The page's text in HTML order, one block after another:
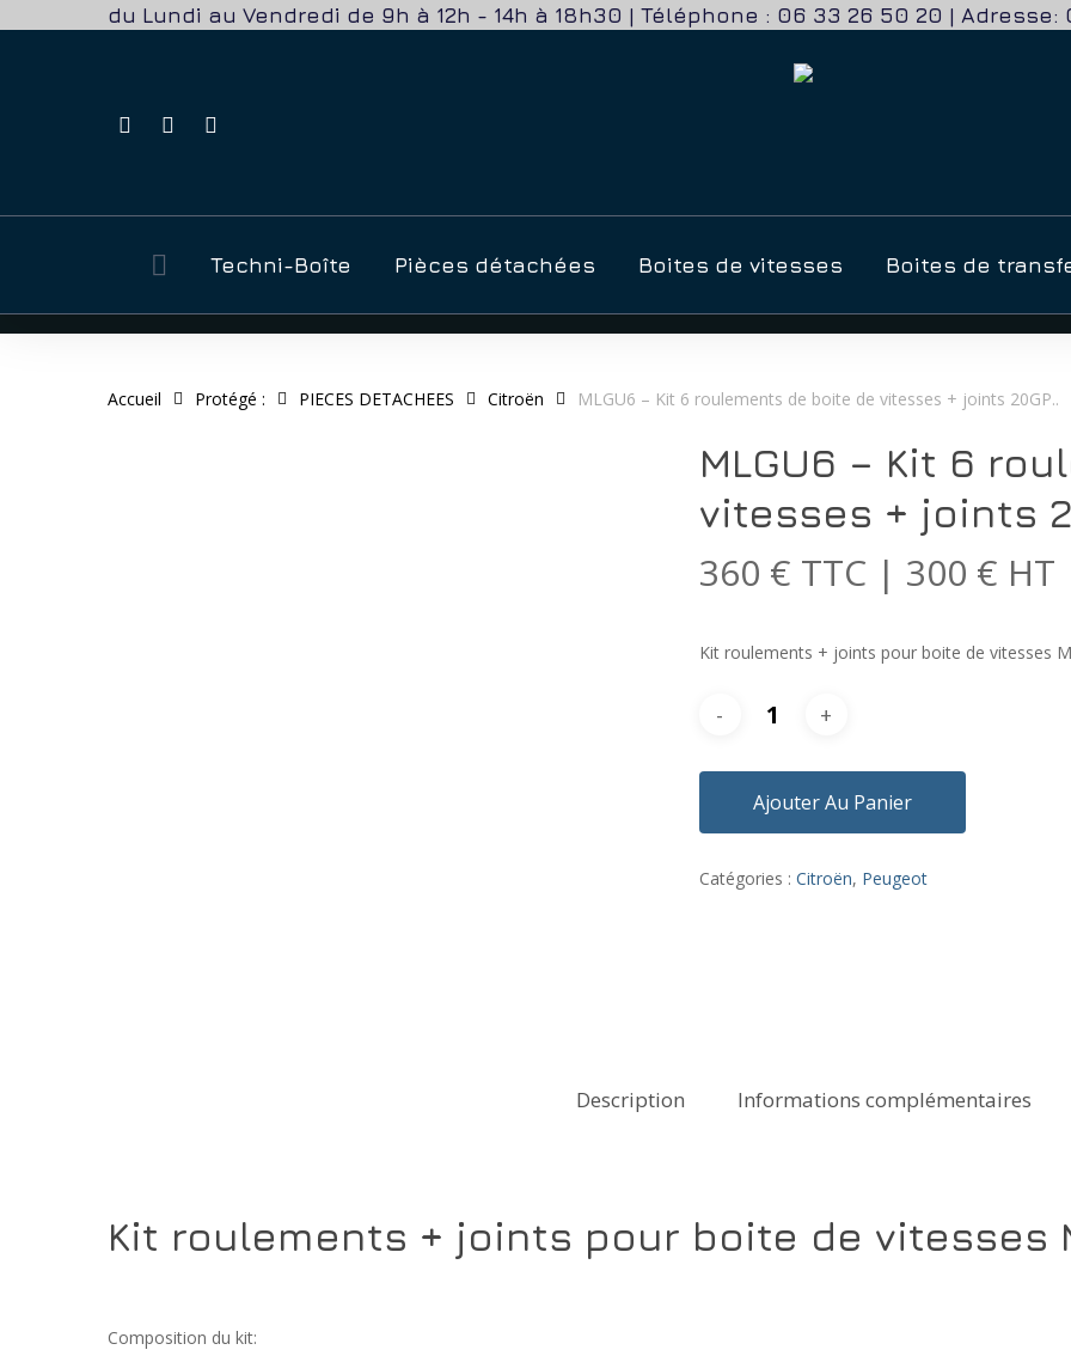
du Lundi au Vendredi de 9h à 12h - 14h à 18h30 | Téléphone : 06 33 26 50 20 | Adresse:
Appuyez sur Entrée pour rechercher ou ESC pour fermer
facebook
phoneemail
Techni-Boîte Pièces détachées Boites de vitesses Boites de
Accueil Protégé : PIECES DETACHEES Citroën MLGU6 – Kit 6 roulements de boite de vitesses + joints 20GP..
MLGU6 – Kit 6
vitesses + joints
360 € TTC | 300 € HT
Kit roulements + joints pour boite de vitesses
Ajouter Au Panier
Catégories : Citroën, Peugeot
Description Informations complémentaires
Kit roulements + joints pour boite de vitesses
Composition du kit: